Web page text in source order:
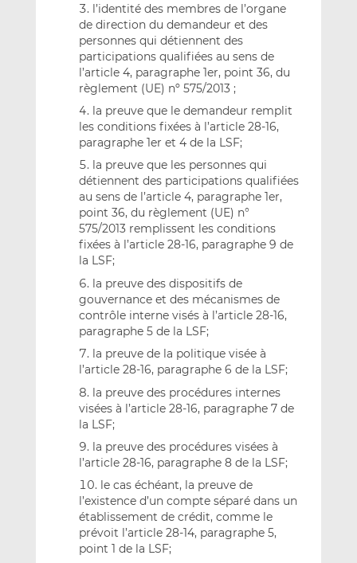
l’identité des membres de l’organe
de direction du demandeur et des
personnes qui détiennent des
participations qualifiées au sens de
l’article 4, paragraphe 1er, point 36, du
règlement (UE) nº 575/2013 ;
la preuve que le demandeur remplit
les conditions fixées à l’article 28-16,
paragraphe 1er et 4 de la LSF;
la preuve que les personnes qui
détiennent des participations qualifiées
au sens de l’article 4, paragraphe 1er,
point 36, du règlement (UE) n°
575/2013 remplissent les conditions
fixées à l’article 28-16, paragraphe 9 de
la LSF;
la preuve des dispositifs de
gouvernance et des mécanismes de
contrôle interne visés à l’article 28-16,
paragraphe 5 de la LSF;
la preuve de la politique visée à
l’article 28-16, paragraphe 6 de la LSF;
la preuve des procédures internes
visées à l’article 28-16, paragraphe 7 de
la LSF;
la preuve des procédures visées à
l’article 28-16, paragraphe 8 de la LSF;
le cas échéant, la preuve de
l’existence d’un compte séparé dans un
établissement de crédit, comme le
prévoit l’article 28-14, paragraphe 5,
point 1 de la LSF;